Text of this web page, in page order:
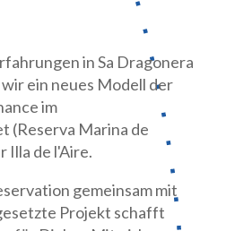
in Sa Dragonera
ein neues Modell der
im
(Reserva Marina de
Illa de l'Aire.
gemeinsam mit
Projekt schafft